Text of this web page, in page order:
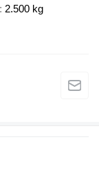
2.500 kg